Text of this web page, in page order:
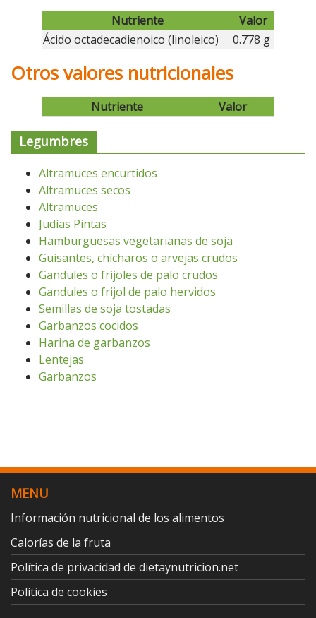
Nutriente
Valor
Ácido octadecadienoico (linoleico)
0.778 g
Otros valores nutricionales
Nutriente Valor
Legumbres
Altramuces encurtidos
Altramuces secos
Altramuces
Judías Pintas
Hamburguesas vegetarianas de soja
Guisantes, chícharos o arvejas crudos
Gandules o frijoles de palo crudos
Gandules o frijol de palo hervidos
Semillas de soja tostadas
Garbanzos cocidos
Harina de garbanzos
Lentejas
Garbanzos
MENU
Información nutricional de los alimentos
Calorías de la fruta
Política de privacidad de dietaynutricion.net
Política de cookies